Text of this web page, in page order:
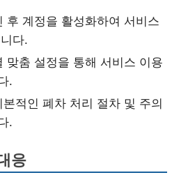
후 계정을 활성화하여 서비스
다.
맞춤 설정을 통해 서비스 이용
.
본적인 폐차 처리 절차 및 주의
.
응